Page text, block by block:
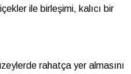
ile birleşimi, kalıcı bir
rahatça yer almasını